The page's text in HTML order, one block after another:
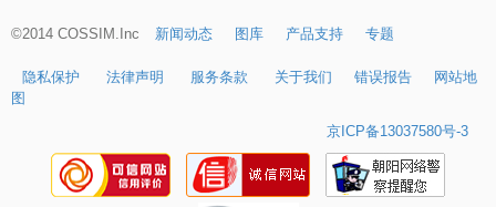
©2014 COSSIM.Inc 新闻动态 图库 产品支持 专题
隐私保护 法律声明 服务条款 关于我们 错误报告
网站地
图
京ICP备13037580号-3